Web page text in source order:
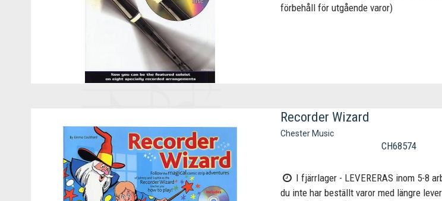
förbehåll för utgående varor)
Recorder Wizard
Chester Music
CH68574
I fjärrlager - LEVERERAS inom 5-8
du inte har beställt varor med längre